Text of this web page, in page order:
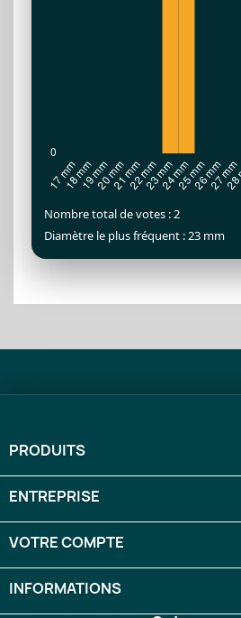
Nombre total de votes : 2
Diamètre le plus fréquent : 23 mm
PRODUITS
ENTREPRISE
VOTRE COMPTE
INFORMATIONS